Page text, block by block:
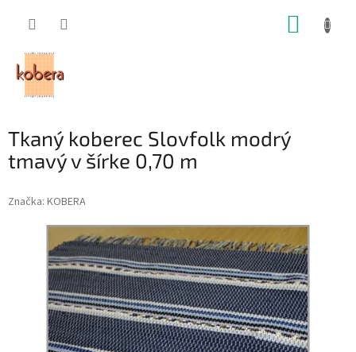
Tkaný koberec Slovfolk modrý
tmavý v šírke 0,70 m
Značka: KOBERA